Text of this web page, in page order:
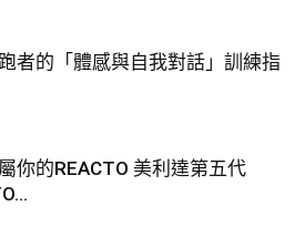
者的「體感與自我對話」訓練指
你的REACTO 美利達第五代